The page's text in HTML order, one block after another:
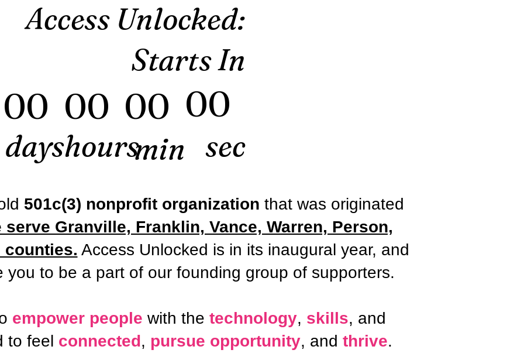
:Access Unlocked
Starts In
00
days
00
hours
00
min
00
sec
501c(3) nonprofit organization that was originated
serve Granville, Franklin, Vance, Warren, Person,
counties. Access Unlocked is in its inaugural year, and
you to be a part of our founding group of supporters.
empower people with the technology, skills, and
to feel connected, pursue opportunity, and thrive.